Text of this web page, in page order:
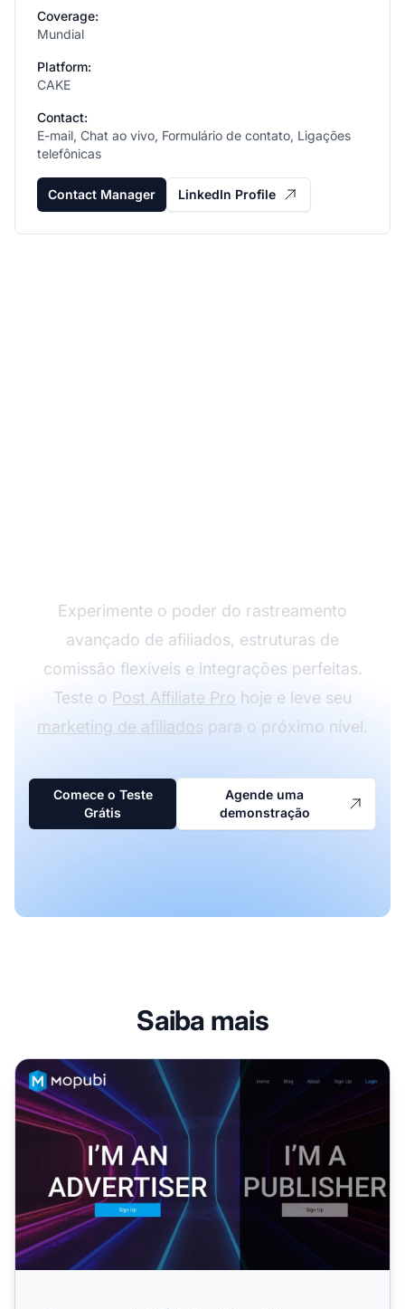
Coverage:
Mundial
Platform:
CAKE
Contact:
E-mail, Chat ao vivo, Formulário de contato, Ligações
telefônicas
Contact Manager LinkedIn Profile
Experimente o poder do rastreamento
avançado de afiliados, estruturas de
comissão flexíveis e integrações perfeitas.
Teste o Post Affiliate Pro hoje e leve seu
marketing de afiliados para o próximo nível.
Comece o Teste
Grátis
Agende uma
demonstração
Saiba mais
Programa de Afiliados Mopubi